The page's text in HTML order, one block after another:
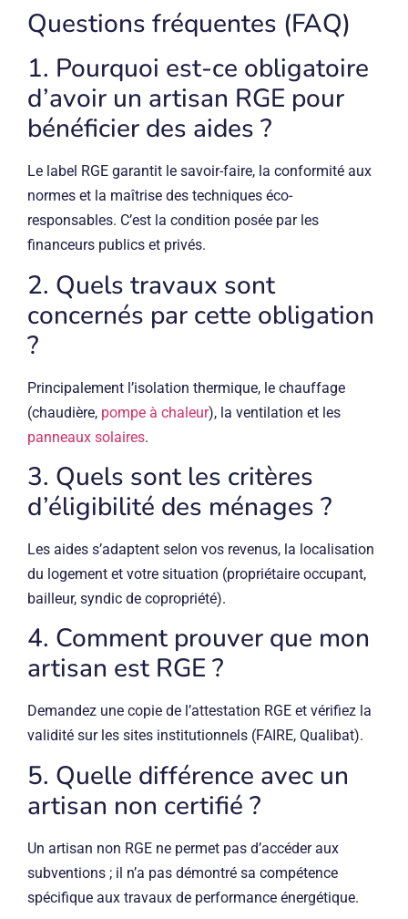
Questions fréquentes (FAQ)
1. Pourquoi est-ce obligatoire
d’avoir un artisan RGE pour
bénéficier des aides ?
Le label RGE garantit le savoir-faire, la conformité aux
normes et la maîtrise des techniques éco-
responsables. C’est la condition posée par les
financeurs publics et privés.
2. Quels travaux sont
concernés par cette obligation
?
Principalement l’isolation thermique, le chauffage
(chaudière, pompe à chaleur), la ventilation et les
panneaux solaires.
3. Quels sont les critères
d’éligibilité des ménages ?
Les aides s’adaptent selon vos revenus, la localisation
du logement et votre situation (propriétaire occupant,
bailleur, syndic de copropriété).
4. Comment prouver que mon
artisan est RGE ?
Demandez une copie de l’attestation RGE et vérifiez la
validité sur les sites institutionnels (FAIRE, Qualibat).
5. Quelle différence avec un
artisan non certifié ?
Un artisan non RGE ne permet pas d’accéder aux
subventions ; il n’a pas démontré sa compétence
spécifique aux travaux de performance énergétique.